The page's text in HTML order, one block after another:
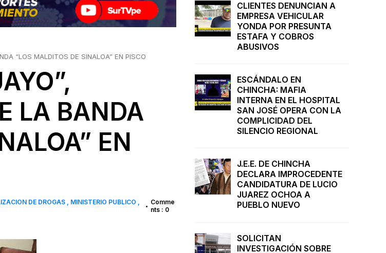
“LOS MALDITOS DE SINALOA” EN PISCO
LA BANDA
EN
DE DROGAS
MINISTERIO PUBLICO
• Comme
nts : 0
CLIENTES DENUNCIAN A
EMPRESA VEHICULAR
YONDA POR PRESUNTA
ESTAFA Y COBROS
ABUSIVOS
ESCÁNDALO EN
CHINCHA: MAFIA
INTERNA EN EL HOSPITAL
SAN JOSÉ OPERA CON LA
COMPLICIDAD DEL
SILENCIO REGIONAL
J.E.E. DE CHINCHA
DECLARA IMPROCEDENTE
CANDIDATURA DE LUCIO
JUAREZ OCHOA A
PUEBLO NUEVO
SOLICITAN
INVESTIGACIÓN SOBRE